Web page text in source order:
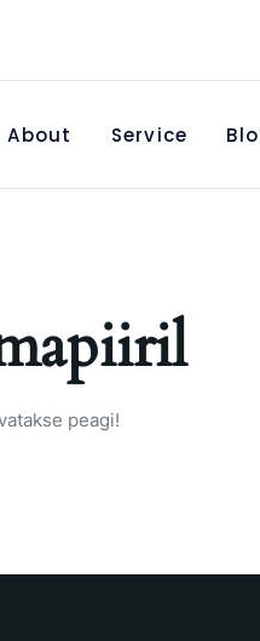
About Service
peagi!